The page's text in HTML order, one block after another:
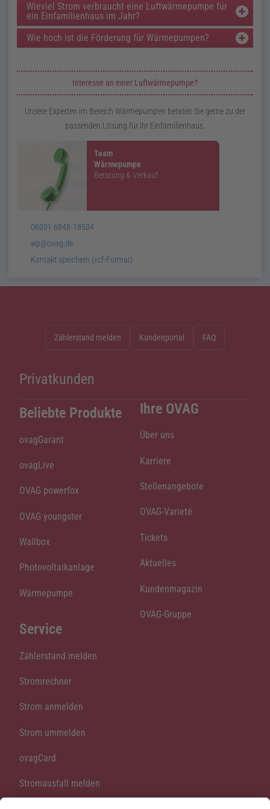
Wieviel Strom verbraucht eine Luftwärmepumpe für
ein Einfamilienhaus im Jahr?
Wie hoch ist die Förderung für Wärmepumpen?
Zusatzinformationen zur Seite Wärmepumpe
Interesse an einer Luftwärmepumpe?
Unsere Experten im Bereich Wärmepumpen beraten Sie gerne zu der
passenden Lösung für Ihr Einfamilienhaus.
Team
Wärmepumpe
Beratung & Verkauf
Telefon:06031 6848-18504
Mail:
wp@ovag.de
Card:Kontakt speichern (vcf-Format)
Zählerstand melden Kundenportal FAQ
Privatkunden
Beliebte Produkte
ovagGarant
ovagLive
OVAG powerfox
OVAG youngster
Wallbox
Photovoltaikanlage
Wärmepumpe
Service
Zählerstand melden
Stromrechner
Strom anmelden
Strom ummelden
ovagCard
Stromausfall melden
Ihre OVAG
Über uns
Karriere
Stellenangebote
OVAG-Varieté
Tickets
Aktuelles
Kundenmagazin
OVAG-Gruppe